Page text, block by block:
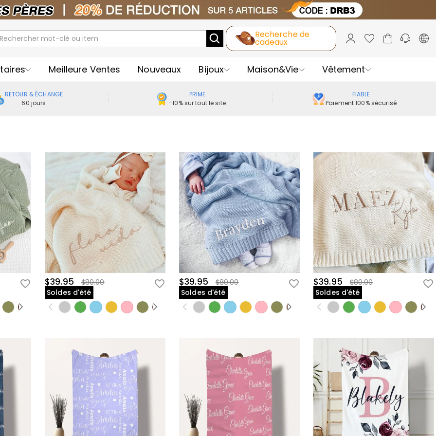
Recherche de
cadeaux
Meilleure Ventes Nouveaux Bijoux Maison&Vie Vêtement
RETOUR & ÉCHANGE
60 jours
PRIME
-10% sur tout le site
FIABLE
Paiement 100% sécurisé
$39.95
$80.00
Soldes d'été
$39.95
$80.00
Soldes d'été
$39.95
$80.00
Soldes d'été